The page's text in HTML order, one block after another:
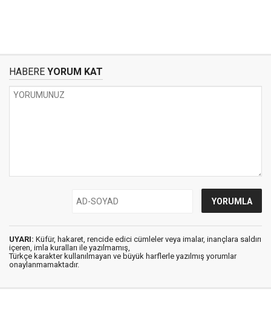
HABERE YORUM KAT
UYARI: Küfür, hakaret, rencide edici cümleler veya imalar, inançlara saldırı
içeren, imla kuralları ile yazılmamış,
Türkçe karakter kullanılmayan ve büyük harflerle yazılmış yorumlar
onaylanmamaktadır.